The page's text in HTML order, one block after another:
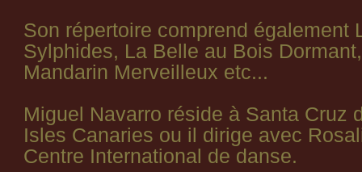
Son répertoire comprend également
Sylphides, La Belle au Bois
Mandarin Merveilleux etc...
Miguel Navarro réside à Santa Cruz
Isles Canaries ou il dirige avec
Centre International de danse.